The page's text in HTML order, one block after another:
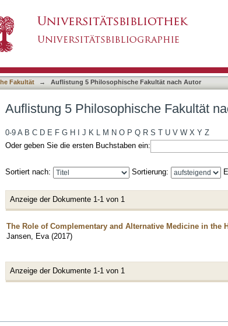
Fakultät → Auflistung 5 Philosophische Fakultät nach Autor
Auflistung 5 Philosophische Fakultät
0-9 A B C D E F G H J K L M N O P Q R S T U V W X Y Z
Oder geben Sie die ersten Buchstaben ein:
Sortiert nach: Sortierung:
Anzeige der Dokumente 1-1 von 1
The Role of Complementary and Alternative Medicine in the
Jansen, Eva (2017)
Anzeige der Dokumente 1-1 von 1